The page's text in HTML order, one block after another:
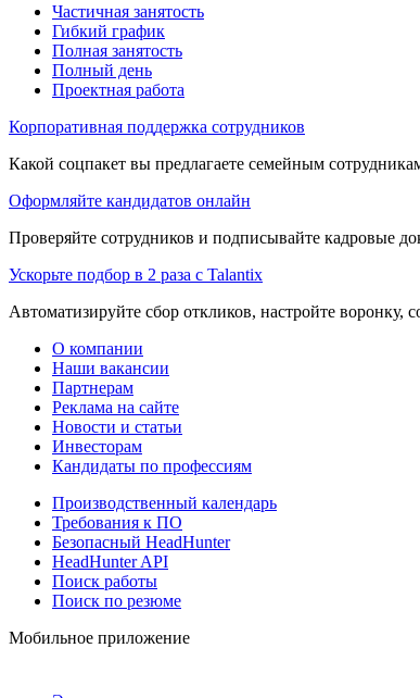
Частичная занятость
Гибкий график
Полная занятость
Полный день
Проектная работа
Корпоративная поддержка сотрудников
Какой соцпакет вы предлагаете семейным
Оформляйте кандидатов онлайн
Проверяйте сотрудников и подписывайте кадровые
Ускорьте подбор в 2 раза с Talantix
Автоматизируйте сбор откликов, настройте воронку,
О компании
Наши вакансии
Партнерам
Реклама на сайте
Новости и статьи
Инвесторам
Кандидаты по профессиям
Производственный календарь
Требования к ПО
Безопасный HeadHunter
HeadHunter API
Поиск работы
Поиск по резюме
Мобильное приложение